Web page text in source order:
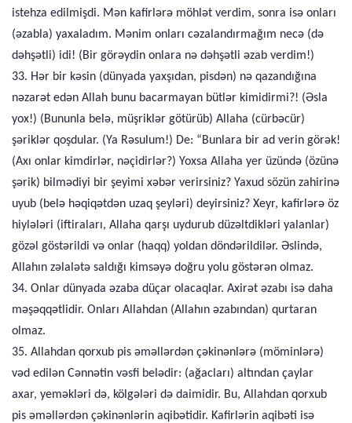
istehza edilmişdi. Mən kafirlərə möhlət verdim, sonra isə onları
(əzabla) yaxaladım. Mənim onları cəzalandırmağım necə (də
dəhşətli) idi! (Bir görəydin onlara nə dəhşətli əzab verdim!)
33. Hər bir kəsin (dünyada yaxşıdan, pisdən) nə qazandığına
nəzarət edən Allah bunu bacarmayan bütlər kimidirmi?! (Əsla
yox!) (Bununla belə, müşriklər götürüb) Allaha (cürbəcür)
şəriklər qoşdular. (Ya Rəsulum!) De: “Bunlara bir ad verin görək!
(Axı onlar kimdirlər, nəçidirlər?) Yoxsa Allaha yer üzündə (özünə
şərik) bilmədiyi bir şeyimi xəbər verirsiniz? Yaxud sözün zahirinə
uyub (belə həqiqətdən uzaq şeyləri) deyirsiniz? Xeyr, kafirlərə öz
hiylələri (iftiraları, Allaha qarşı uydurub düzəltdikləri yalanlar)
gözəl göstərildi və onlar (haqq) yoldan döndərildilər. Əslində,
Allahın zəlalətə saldığı kimsəyə doğru yolu göstərən olmaz.
34. Onlar dünyada əzaba düçar olacaqlar. Axirət əzabı isə daha
məşəqqətlidir. Onları Allahdan (Allahın əzabından) qurtaran
olmaz.
35. Allahdan qorxub pis əməllərdən çəkinənlərə (möminlərə)
vəd edilən Cənnətin vəsfi belədir: (ağacları) altından çaylar
axar, yeməkləri də, kölgələri də daimidir. Bu, Allahdan qorxub
pis əməllərdən çəkinənlərin aqibətidir. Kafirlərin aqibəti isə